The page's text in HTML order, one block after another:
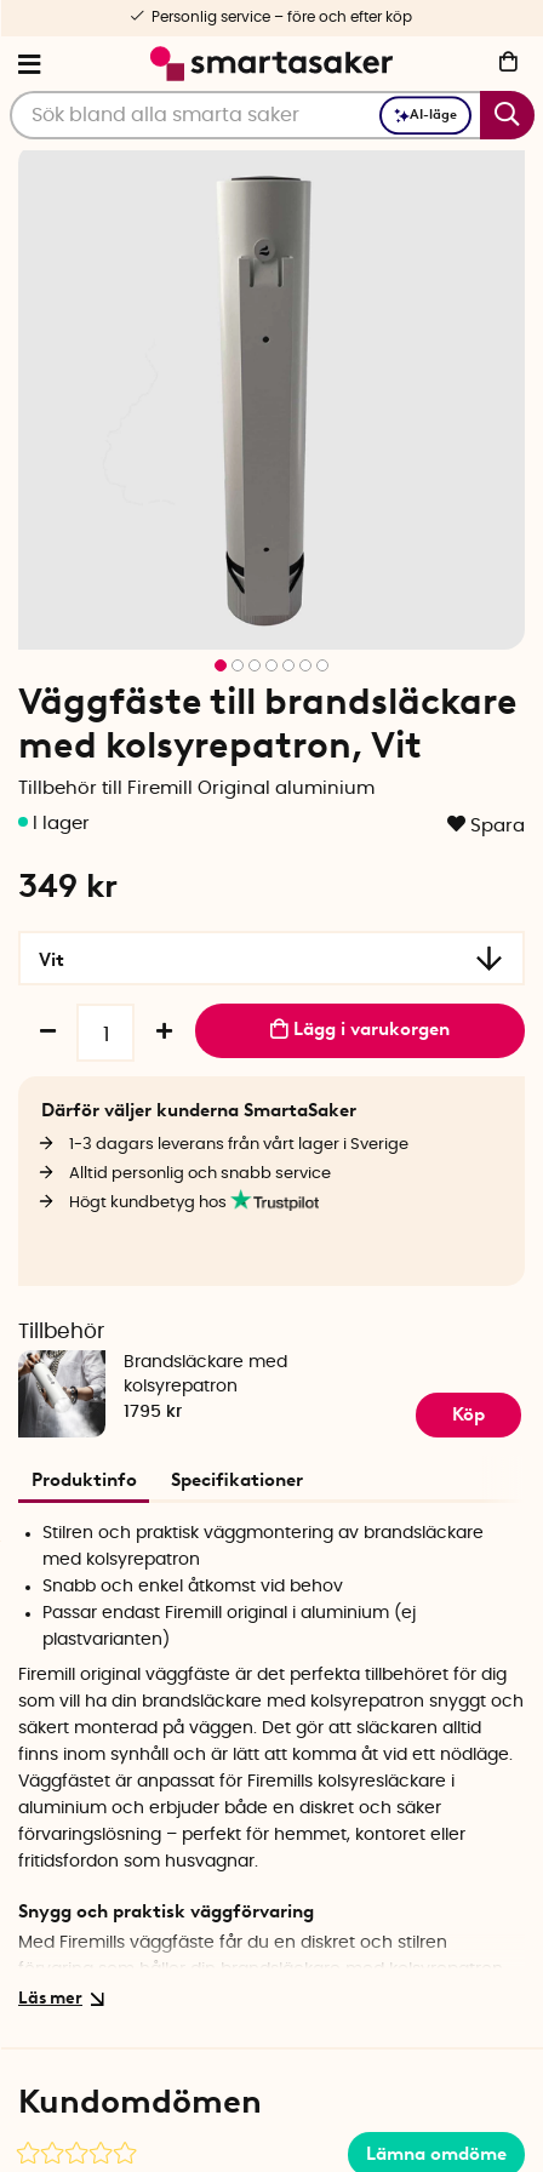
AI-läge
Personlig service – före och efter köp
Väggfäste till brandsläckare
med kolsyrepatron, Vit
Tillbehör till Firemill Original aluminium
Spara
349 kr
Vit
Lägg i varukorgen
Därför väljer kunderna SmartaSaker
1-3 dagars leverans från vårt lager i Sverige
Alltid personlig och snabb service
Högt kundbetyg hos
Tillbehör
Brandsläckare med
kolsyrepatron
1795 kr
Köp
Produktinfo Specifikationer
Stilren och praktisk väggmontering av brandsläckare
med kolsyrepatron
Snabb och enkel åtkomst vid behov
Passar endast Firemill original i aluminium (ej
plastvarianten)
Firemill original väggfäste är det perfekta tillbehöret för dig
som vill ha din brandsläckare med kolsyrepatron snyggt och
säkert monterad på väggen. Det gör att släckaren alltid
finns inom synhåll och är lätt att komma åt vid ett nödläge.
Väggfästet är anpassat för Firemills kolsyresläckare i
aluminium och erbjuder både en diskret och säker
förvaringslösning – perfekt för hemmet, kontoret eller
fritidsfordon som husvagnar.
Snygg och praktisk väggförvaring
Med Firemills väggfäste får du en diskret och stilren
förvaring som håller din brandsläckare med kolsyrepatron
på plats utan att den tar upp onödig yta.
Snabb åtkomst vid behov
Väggfästet är utformat för att släckaren snabbt ska kunna
tas loss vid en nödsituation. Genom att lossa remmen på
Kundomdömen
Lämna omdöme